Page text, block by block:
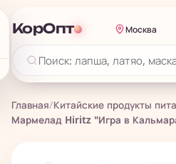
КорОпт Москва
Главная/Китайские продукты
Мармелад Hiritz "Игра в